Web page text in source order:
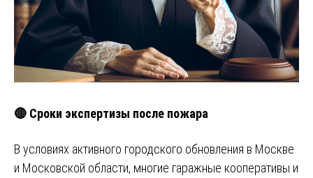
🔴 Сроки экспертизы после пожара
В условиях активного городского обновления в Москве
и Московской области, многие гаражные кооперативы и